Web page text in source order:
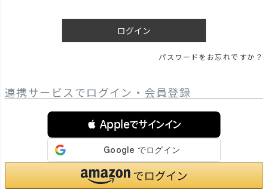
ログイン
パスワードをお忘れですか？
連携サービスでログイン・会員登録
 Appleでサインイン